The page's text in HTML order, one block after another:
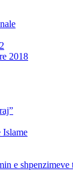
2018
Islame
e